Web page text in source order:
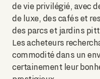
de vie privilégié, avec
de luxe, des cafés et
des parcs et jardins
Les acheteurs
commodité dans un
certainement leur